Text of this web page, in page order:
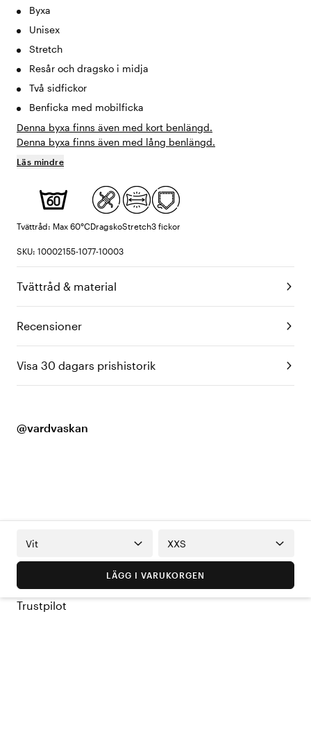
Byxa
Unisex
Stretch
Resår och dragsko i midja
Två sidfickor
Benficka med mobilficka
Denna byxa finns även med kort benlängd.
Denna byxa finns även med lång benlängd.
Läs mindre
Tvättråd: Max 60°CDragskoStretch3 fickor
SKU: 10002155-1077-10003
Tvättråd & material
Recensioner
Visa 30 dagars prishistorik
@vardvaskan
Vit XXS
LÄGG I VARUKORGEN
Trustpilot